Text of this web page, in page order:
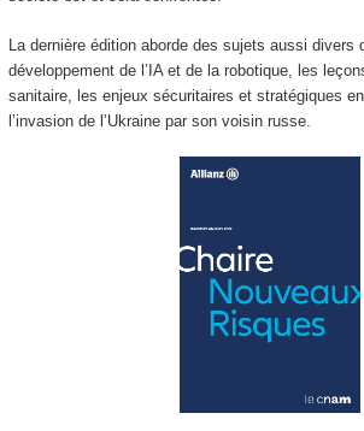
La dernière édition aborde des sujets aussi
développement de l’IA et de la robotique, les
sanitaire, les enjeux sécuritaires et stratégiques
l’invasion de l’Ukraine par son voisin russe.